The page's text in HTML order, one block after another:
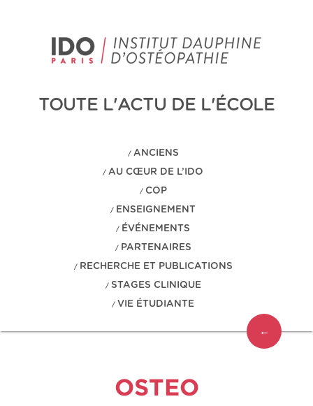
TOUTE L'ACTU DE L'ÉCOLE
/ ANCIENS
/ AU CŒUR DE L’IDO
/ COP
/ ENSEIGNEMENT
/ ÉVÉNEMENTS
/ PARTENAIRES
/ RECHERCHE ET PUBLICATIONS
/ STAGES CLINIQUE
/ VIE ÉTUDIANTE
←
OSTEO